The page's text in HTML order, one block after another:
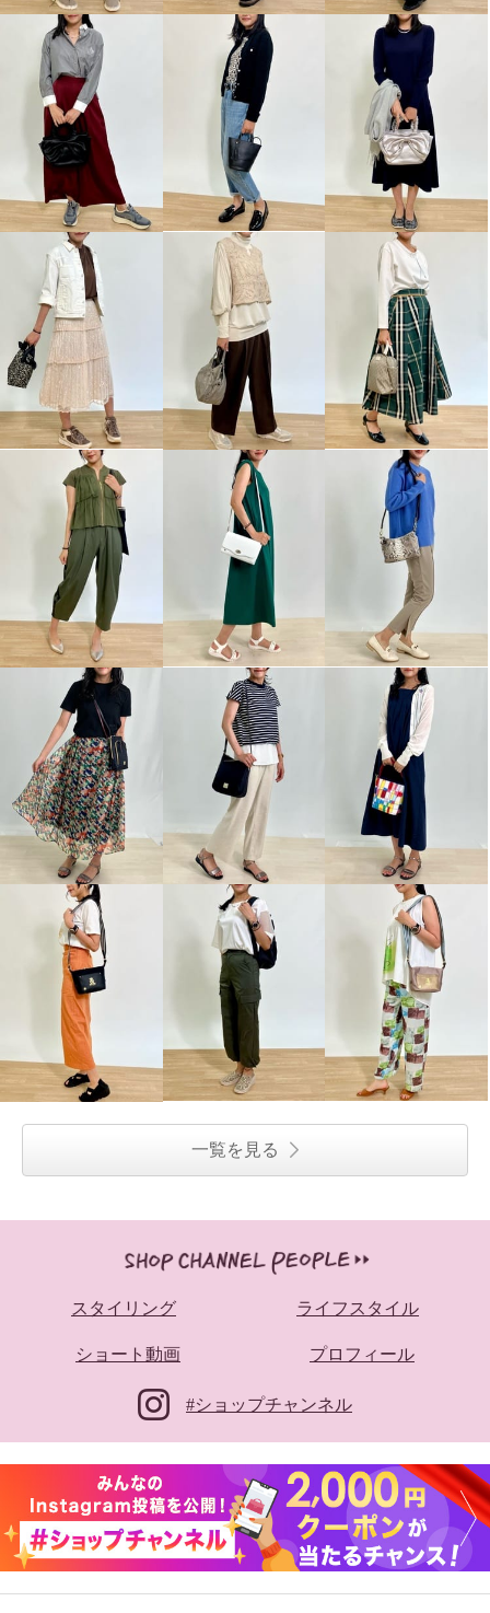
一覧を見る
スタイリング ライフスタイル
ショート動画 プロフィール
#ショップチャンネル